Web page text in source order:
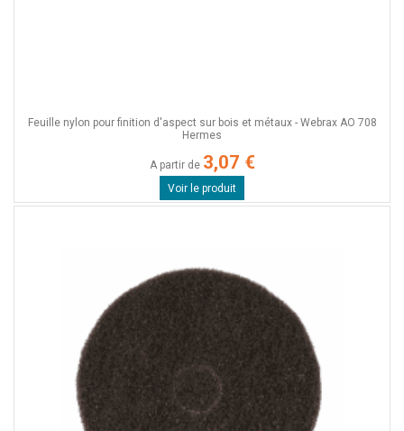
Feuille nylon pour finition d'aspect sur bois et métaux - Webrax AO 708
Hermes
A partir de 3,07 €
Voir le produit